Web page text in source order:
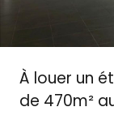
À louer un
de 470m²